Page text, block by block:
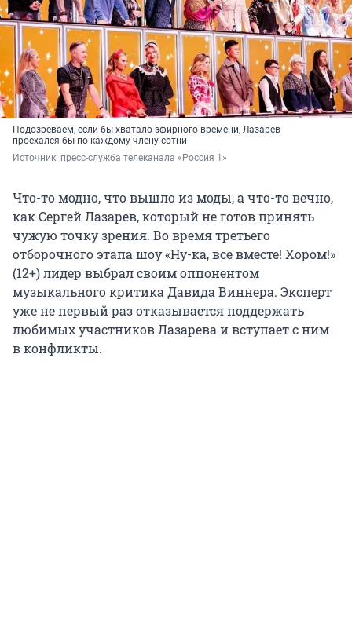
Подозреваем, если бы хватало эфирного времени, Лазарев
проехался бы по каждому члену сотни
Источник: пресс-служба телеканала «Россия 1»
Что-то модно, что вышло из моды, а что-то вечно,
как Сергей Лазарев, который не готов принять
чужую точку зрения. Во время третьего
отборочного этапа шоу «Ну-ка, все вместе! Хором!»
(12+) лидер выбрал своим оппонентом
музыкального критика Давида Виннера. Эксперт
уже не первый раз отказывается поддержать
любимых участников Лазарева и вступает с ним
в конфликты.